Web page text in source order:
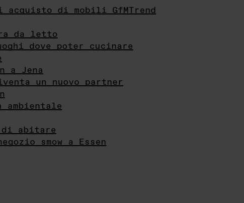
acquisto di mobili GfMTrend
da letto
dove poter cucinare
a Jena
un nuovo partner
ambientale
di abitare
smow a Essen